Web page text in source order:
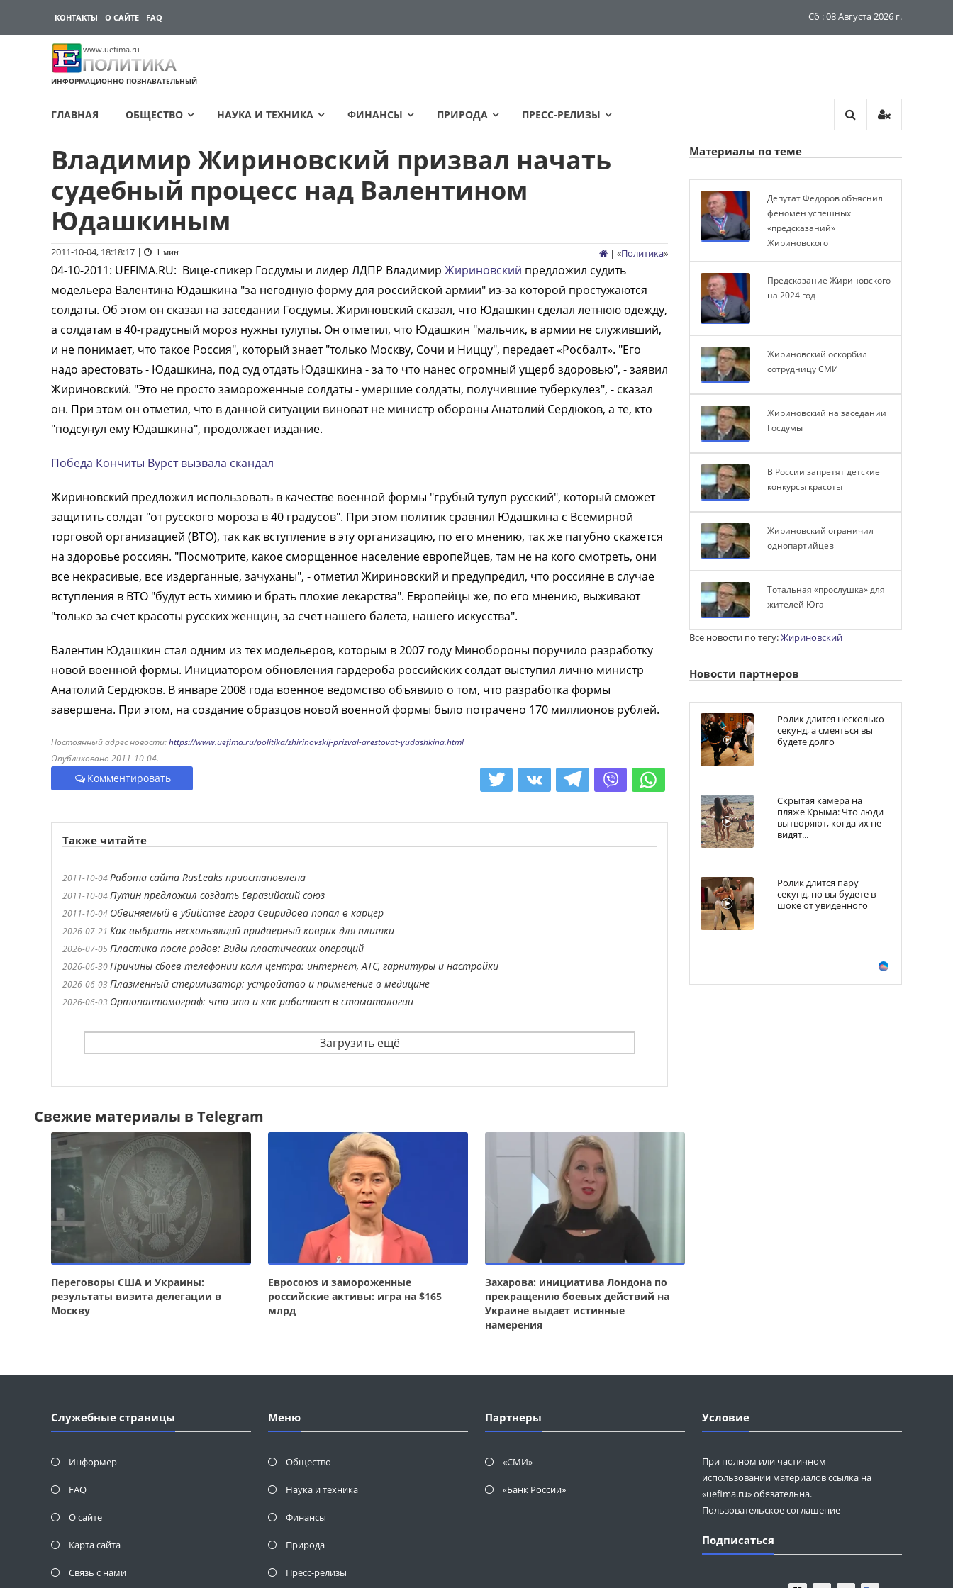
КОНТАКТЫ О САЙТЕ FAQ Сб : 08 Августа 2026 г.
www.uefima.ru
ПОЛИТИКА
ИНФОРМАЦИОННО ПОЗНАВАТЕЛЬНЫЙ
ГЛАВНАЯ ОБЩЕСТВО НАУКА И ТЕХНИКА ФИНАНСЫ ПРИРОДА ПРЕСС-РЕЛИЗЫ
содержимому
Владимир Жириновский призвал начать
судебный процесс над Валентином
Юдашкиным
2011-10-04, 18:18:17 | 1 мин | «Политика»
04-10-2011: UEFIMA.RU: Вице-спикер Госдумы и лидер ЛДПР Владимир Жириновский предложил судить
модельера Валентина Юдашкина "за негодную форму для российской армии" из-за которой простужаются
солдаты. Об этом он сказал на заседании Госдумы. Жириновский сказал, что Юдашкин сделал летнюю одежду,
а солдатам в 40-градусный мороз нужны тулупы. Он отметил, что Юдашкин "мальчик, в армии не служивший,
и не понимает, что такое Россия", который знает "только Москву, Сочи и Ниццу", передает «Росбалт». "Его
надо арестовать - Юдашкина, под суд отдать Юдашкина - за то что нанес огромный ущерб здоровью", - заявил
Жириновский. "Это не просто замороженные солдаты - умершие солдаты, получившие туберкулез", - сказал
он. При этом он отметил, что в данной ситуации виноват не министр обороны Анатолий Сердюков, а те, кто
"подсунул ему Юдашкина", продолжает издание.
Победа Кончиты Вурст вызвала скандал
Жириновский предложил использовать в качестве военной формы "грубый тулуп русский", который сможет
защитить солдат "от русского мороза в 40 градусов". При этом политик сравнил Юдашкина с Всемирной
торговой организацией (ВТО), так как вступление в эту организацию, по его мнению, так же пагубно скажется
на здоровье россиян. "Посмотрите, какое сморщенное население европейцев, там не на кого смотреть, они
все некрасивые, все издерганные, зачуханы", - отметил Жириновский и предупредил, что россияне в случае
вступления в ВТО "будут есть химию и брать плохие лекарства". Европейцы же, по его мнению, выживают
"только за счет красоты русских женщин, за счет нашего балета, нашего искусства".
Валентин Юдашкин стал одним из тех модельеров, которым в 2007 году Минобороны поручило разработку
новой военной формы. Инициатором обновления гардероба российских солдат выступил лично министр
Анатолий Сердюков. В январе 2008 года военное ведомство объявило о том, что разработка формы
завершена. При этом, на создание образцов новой военной формы было потрачено 170 миллионов рублей.
Постоянный адрес новости:https://www.uefima.ru/politika/zhirinovskij-prizval-arestovat-yudashkina.html
Опубликовано 2011-10-04.
Комментировать
Также читайте
2011-10-04Работа сайта RusLeaks приостановлена
2011-10-04Путин предложил создать Евразийский союз
2011-10-04 Обвиняемый в убийстве Егора Свиридова попал в карцер
2026-07-21 Как выбрать нескользящий придверный коврик для плитки
2026-07-05Пластика после родов: Виды пластических операций
2026-06-30Причины сбоев телефонии колл центра: интернет, АТС, гарнитуры и настройки
2026-06-03Плазменный стерилизатор: устройство и применение в медицине
2026-06-03 Ортопантомограф: что это и как работает в стоматологии
Загрузить ещё
Свежие материалы в Telegram
Переговоры США и Украины:
результаты визита делегации в
Москву
Евросоюз и замороженные
российские активы: игра на $165
млрд
Захарова: инициатива Лондона по
прекращению боевых действий на
Украине выдает истинные
намерения
Материалы по теме
Депутат Федоров объяснил
феномен успешных
«предсказаний»
Жириновского
Предсказание Жириновского
на 2024 год
Жириновский оскорбил
сотрудницу СМИ
Жириновский на заседании
Госдумы
В России запретят детские
конкурсы красоты
Жириновский ограничил
однопартийцев
Тотальная «прослушка» для
жителей Юга
Все новости по тегу:Жириновский
Новости партнеров
Ролик длится несколько
секунд, а смеяться вы
будете долго
Скрытая камера на
пляже Крыма: Что люди
вытворяют, когда их не
видят...
Ролик длится пару
секунд, но вы будете в
шоке от увиденного
Служебные страницы
Информер
FAQ
О сайте
Карта сайта
Связь с нами
Меню
Общество
Наука и техника
Финансы
Природа
Пресс-релизы
Партнеры
«СМИ»
«Банк России»
Условие
При полном или частичном
использовании материалов ссылка на
«uefima.ru» обязательна.
Пользовательское соглашение
Подписаться